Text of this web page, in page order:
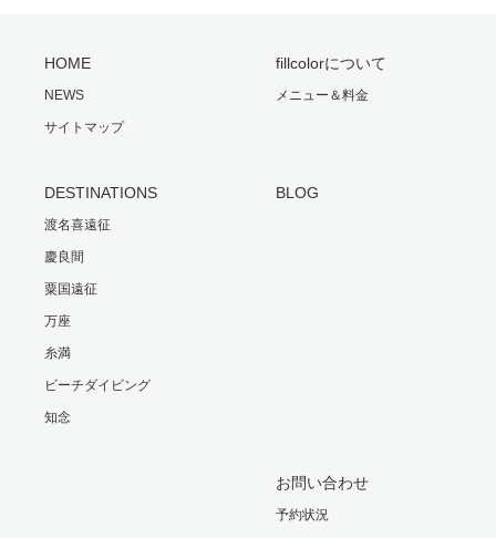
HOME
NEWS
サイトマップ
fillcolorについて
メニュー＆料金
DESTINATIONS
渡名喜遠征
慶良間
粟国遠征
万座
糸満
ビーチダイビング
知念
BLOG
お問い合わせ
予約状況